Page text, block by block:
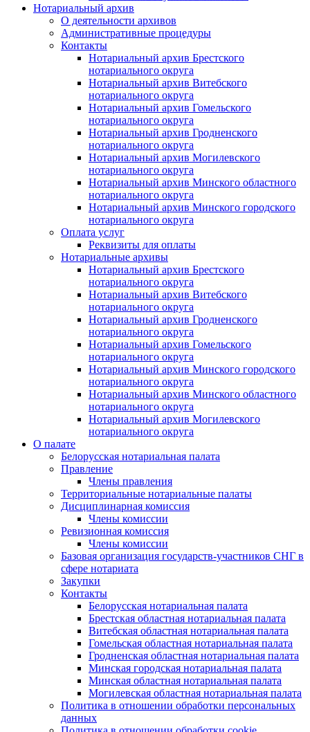
Нотариальный архив
О деятельности архивов
Административные процедуры
Контакты
Нотариальный архив Брестского
нотариального округа
Нотариальный архив Витебского
нотариального округа
Нотариальный архив Гомельского
нотариального округа
Нотариальный архив Гродненского
нотариального округа
Нотариальный архив Могилевского
нотариального округа
Нотариальный архив Минского областного
нотариального округа
Нотариальный архив Минского городского
нотариального округа
Оплата услуг
Реквизиты для оплаты
Нотариальные архивы
Нотариальный архив Брестского
нотариального округа
Нотариальный архив Витебского
нотариального округа
Нотариальный архив Гродненского
нотариального округа
Нотариальный архив Гомельского
нотариального округа
Нотариальный архив Минского городского
нотариального округа
Нотариальный архив Минского областного
нотариального округа
Нотариальный архив Могилевского
нотариального округа
О палате
Белорусская нотариальная палата
Правление
Члены правления
Территориальные нотариальные палаты
Дисциплинарная комиссия
Члены комиссии
Ревизионная комиссия
Члены комиссии
Базовая организация государств-участников СНГ в
сфере нотариата
Закупки
Контакты
Белорусская нотариальная палата
Брестская областная нотариальная палата
Витебская областная нотариальная палата
Гомельская областная нотариальная палата
Гродненская областная нотариальная палата
Минская городская нотариальная палата
Минская областная нотариальная палата
Могилевская областная нотариальная палата
Политика в отношении обработки персональных
данных